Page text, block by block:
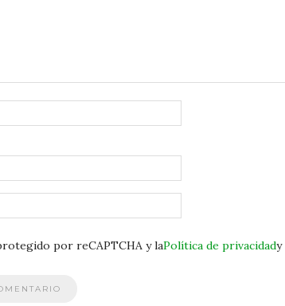
por reCAPTCHA y laPolítica de privacidady